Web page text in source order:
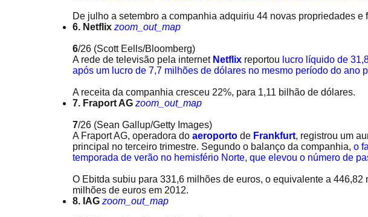
De julho a setembro a companhia adquiriu 44 novas propriedades e
6. Netflix zoom_out_map
6/26 (Scott Eells/Bloomberg)
A rede de televisão pela internet Netflix reportou lucro líquido de
após um lucro de 7,7 milhões de dólares no mesmo período do ano
A receita da companhia cresceu 22%, para 1,11 bilhão de dólares.
7. Fraport AG zoom_out_map
7/26 (Sean Gallup/Getty Images)
A Fraport AG, operadora do aeroporto de Frankfurt, registrou um
principal no terceiro trimestre. Segundo o balanço da companhia, o
temporada de verão no hemisfério Norte, que elevou o número de
O Ebitda subiu para 331,6 milhões de euros, o equivalente a 446,82
milhões de euros em 2012.
8. IAG zoom_out_map